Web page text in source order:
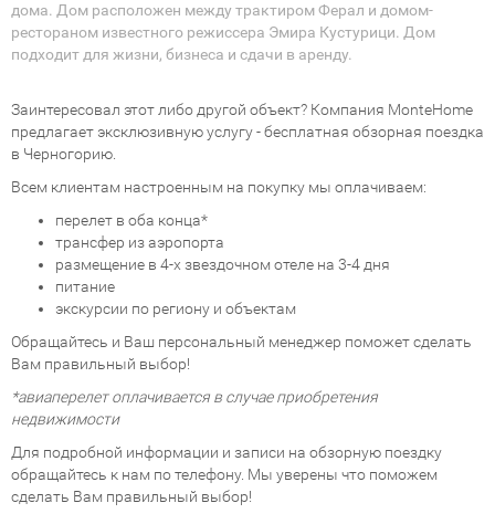
дома. Дом расположен между трактиром Ферал и домом-
рестораном известного режиссера Эмира Кустурици. Дом
подходит для жизни, бизнеса и сдачи в аренду.
Заинтересовал этот либо другой объект? Компания MonteHome
предлагает эксклюзивную услугу - бесплатная обзорная поездка
в Черногорию.
Всем клиентам настроенным на покупку мы оплачиваем:
перелет в оба конца*
трансфер из аэропорта
размещение в 4-х звездочном отеле на 3-4 дня
питание
экскурсии по региону и объектам
Обращайтесь и Ваш персональный менеджер поможет сделать
Вам правильный выбор!
*авиаперелет оплачивается в случае приобретения
недвижимости
Для подробной информации и записи на обзорную поездку
обращайтесь к нам по телефону. Мы уверены что поможем
сделать Вам правильный выбор!